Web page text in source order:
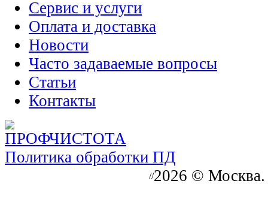
Сервис и услуги
Оплата и доставка
Новости
Часто задаваемые вопросы
Статьи
Контакты
Политика обработки ПД
//2026 ©